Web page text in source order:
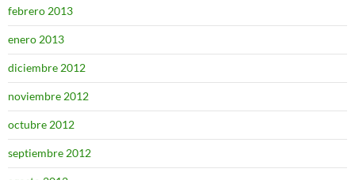
febrero 2013
enero 2013
diciembre 2012
noviembre 2012
octubre 2012
septiembre 2012